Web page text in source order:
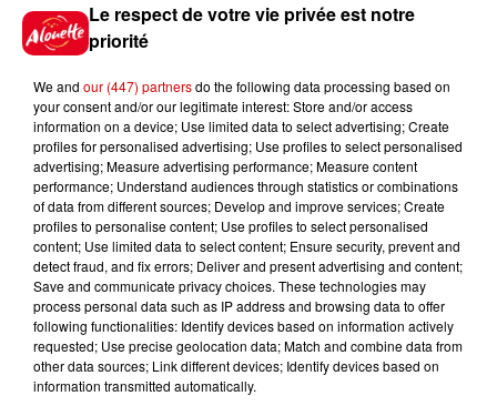
Dimanche 29/12– Pirates des
Caraïbes : La vengeance de
Salazar
Du côté de M6, c’est une soirée spécialePirates des
Caraïbesqui se profile. D’abord avec la diffusion du
film le plus récent,La Vengeance de Salazar, sorti en
2017. Puis avecLa Fontaine de Jouvence, datant de
2011. Par ailleurs, un sixième opus de la saga est
attendu en 2020. Il doit s’agir d’un reboot et
probablement sans Johnny Deep, qui incarne le
capitaine Jack Sparrow.
Mardi 31/12 – Coco
Pour le dernier jour de l’année, Canal+ diffuse un film
Le respect de votre vie privée est notre
priorité
We and our (447) partnersdo the following data processing based on
your consent and/or our legitimate interest: Store and/or access
information on a device; Use limited data to select advertising; Create
profiles for personalised advertising; Use profiles to select personalised
advertising; Measure advertising performance; Measure content
performance; Understand audiences through statistics or combinations
of data from different sources; Develop and improve services; Create
profiles to personalise content; Use profiles to select personalised
content; Use limited data to select content; Ensure security, prevent and
detect fraud, and fix errors; Deliver and present advertising and content;
Save and communicate privacy choices. These technologies may
process personal data such as IP address and browsing data to offer
following functionalities: Identify devices based on information actively
requested; Use precise geolocation data; Match and combine data from
other data sources; Link different devices; Identify devices based on
information transmitted automatically.